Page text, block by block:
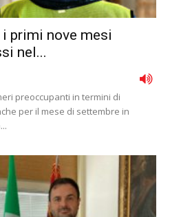
primi nove mesi
nel...
preoccupanti in termini di
per il mese di settembre in